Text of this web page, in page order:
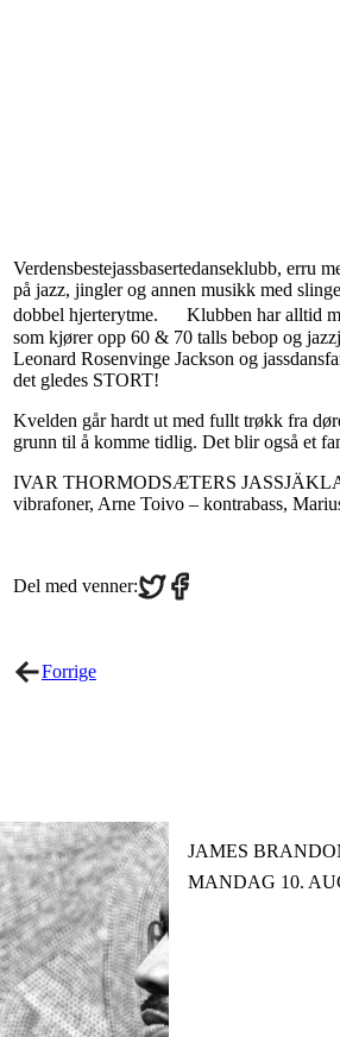
Verdensbestejassbasertedanseklubb, erru
på jazz, jingler og annen musikk med
dobbel hjerterytme. Klubben har alltid
som kjører opp 60 & 70 talls bebop og
Leonard Rosenvinge Jackson og
det gledes STORT!
Kvelden går hardt ut med fullt trøkk fra
grunn til å komme tidlig. Det blir også et
IVAR THORMODSÆTERS
vibrafoner, Arne Toivo – kontrabass,
Del med venner:Share
on
Share
on
Forrige
JAMES
MANDAG 10.